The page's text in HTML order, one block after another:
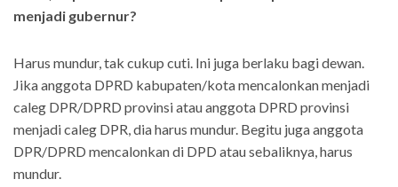
menjadi gubernur?
Harus mundur, tak cukup cuti. Ini juga berlaku bagi dewan.
Jika anggota DPRD kabupaten/kota mencalonkan menjadi
caleg DPR/DPRD provinsi atau anggota DPRD provinsi
menjadi caleg DPR, dia harus mundur. Begitu juga anggota
DPR/DPRD mencalonkan di DPD atau sebaliknya, harus
mundur.